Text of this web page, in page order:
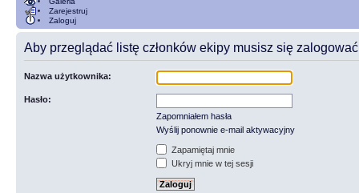
Zarejestruj
Zaloguj
Aby przeglądać listę członków ekipy musisz się
Nazwa użytkownika:
Hasło:
Zapomniałem hasła
Wyślij ponownie e-mail aktywacyjny
Zapamiętaj mnie
Ukryj mnie w tej sesji